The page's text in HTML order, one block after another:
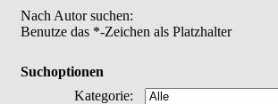
Nach Autor suchen:
Benutze das *-Zeichen als Platzhalter
Suchoptionen
Kategorie: